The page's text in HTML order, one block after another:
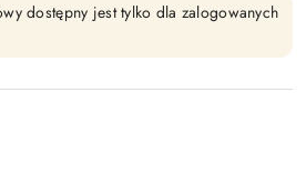
dostępny jest tylko dla zalogowanych